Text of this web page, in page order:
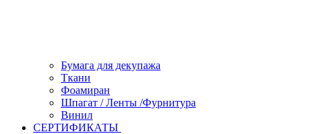
Бумага для декупажа
Ткани
Фоамиран
Шпагат / Ленты /Фурнитура
Винил
СЕРТИФИКАТЫ